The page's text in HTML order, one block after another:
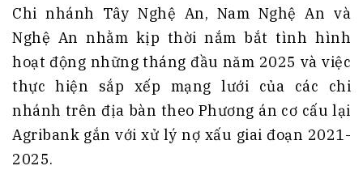
Chi nhánh Tây Nghệ An, Nam Nghệ An và
Nghệ An nhằm kịp thời nắm bắt tình hình
hoạt động những tháng đầu năm 2025 và việc
thực hiện sắp xếp mạng lưới của các chi
nhánh trên địa bàn theo Phương án cơ cấu lại
Agribank gắn với xử lý nợ xấu giai đoạn 2021-
2025.